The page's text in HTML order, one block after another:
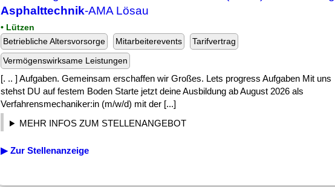
Asphalttechnik-AMA Lösau
• Lützen
Betriebliche Altersvorsorge
Mitarbeiterevents
Tarifvertrag
Vermögenswirksame Leistungen
[. .. ] Aufgaben. Gemeinsam erschaffen wir Großes. Lets progress Aufgaben Mit uns
stehst DU auf festem Boden Starte jetzt deine Ausbildung ab August 2026 als
Verfahrensmechaniker:in (m/w/d) mit der [...]
MEHR INFOS ZUM STELLENANGEBOT
▶ Zur Stellenanzeige